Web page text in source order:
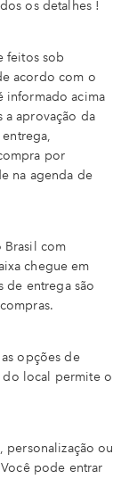
os detalhes !
feitos sob
acordo com o
informado acima
aprovação da
por
na agenda de
Brasil com
chegue em
de entrega são
opções de
do local permite o
personalização ou
pode entrar